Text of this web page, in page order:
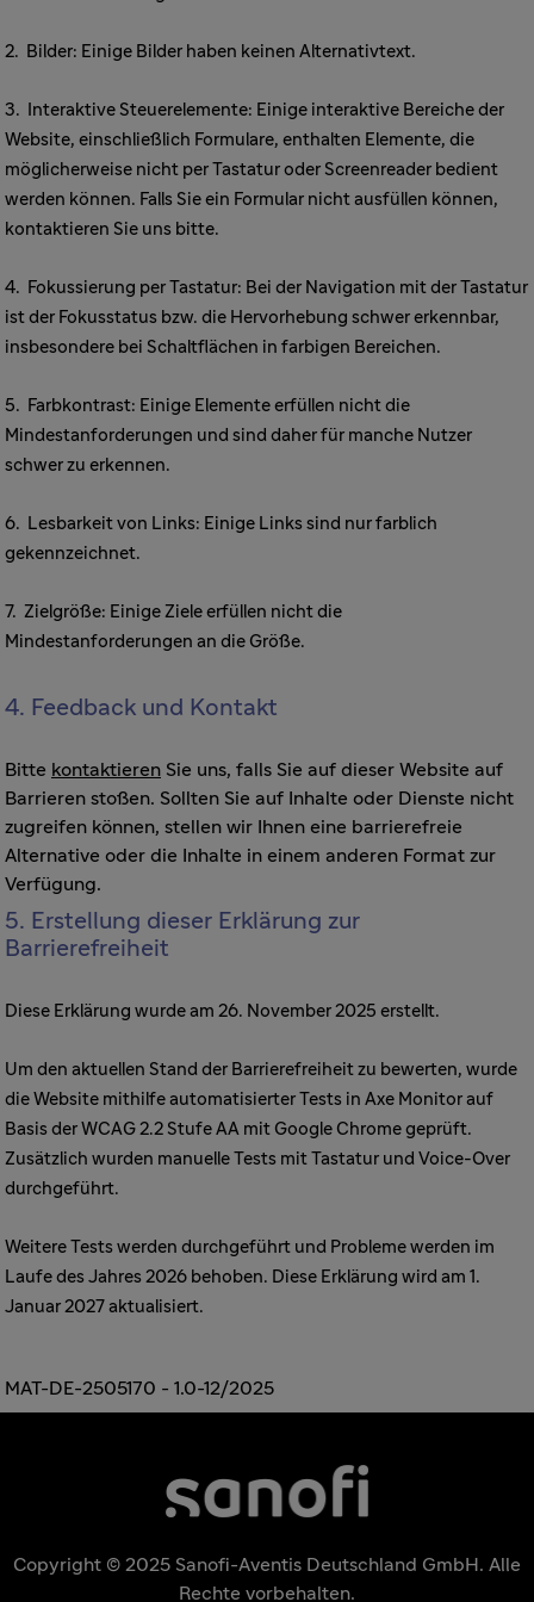
RSV
Fachkreisbereich
2. Bilder: Einige Bilder haben keinen Alternativtext.
3. Interaktive Steuerelemente: Einige interaktive Bereiche der
Website, einschließlich Formulare, enthalten Elemente, die
möglicherweise nicht per Tastatur oder Screenreader bedient
werden können. Falls Sie ein Formular nicht ausfüllen können,
kontaktieren Sie uns bitte.
4. Fokussierung per Tastatur: Bei der Navigation mit der Tastatur
ist der Fokusstatus bzw. die Hervorhebung schwer erkennbar,
insbesondere bei Schaltflächen in farbigen Bereichen.
5. Farbkontrast: Einige Elemente erfüllen nicht die
Mindestanforderungen und sind daher für manche Nutzer
schwer zu erkennen.
6. Lesbarkeit von Links: Einige Links sind nur farblich
gekennzeichnet.
7. Zielgröße: Einige Ziele erfüllen nicht die
Mindestanforderungen an die Größe.
4. Feedback und Kontakt
Bitte kontaktieren Sie uns, falls Sie auf dieser Website auf
Barrieren stoßen. Sollten Sie auf Inhalte oder Dienste nicht
zugreifen können, stellen wir Ihnen eine barrierefreie
Alternative oder die Inhalte in einem anderen Format zur
Verfügung.
5. Erstellung dieser Erklärung zur
Barrierefreiheit
Diese Erklärung wurde am 26. November 2025 erstellt.
Um den aktuellen Stand der Barrierefreiheit zu bewerten, wurde
die Website mithilfe automatisierter Tests in Axe Monitor auf
Basis der WCAG 2.2 Stufe AA mit Google Chrome geprüft.
Zusätzlich wurden manuelle Tests mit Tastatur und Voice-Over
durchgeführt.
Weitere Tests werden durchgeführt und Probleme werden im
Laufe des Jahres 2026 behoben. Diese Erklärung wird am 1.
Januar 2027 aktualisiert.
MAT-DE-2505170 - 1.0-12/2025
Copyright © 2025 Sanofi-Aventis Deutschland GmbH. Alle
Rechte vorbehalten.